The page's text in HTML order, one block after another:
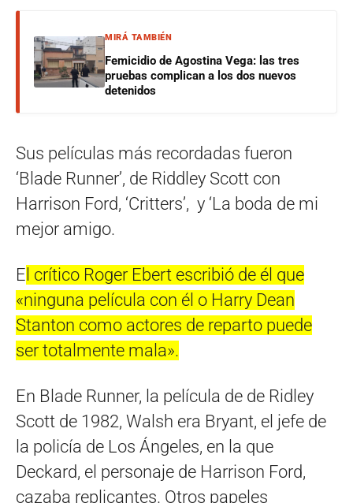
MIRÁ TAMBIÉN
Femicidio de Agostina Vega: las tres
pruebas complican a los dos nuevos
detenidos
Sus películas más recordadas fueron
‘Blade Runner’, de Riddley Scott con
Harrison Ford, ‘Critters’, y ‘La boda de mi
mejor amigo.
E l crítico Roger Ebert escribió de él que
«ninguna película con él o Harry Dean
Stanton como actores de reparto puede
ser totalmente mala».
En Blade Runner, la película de de Ridley
Scott de 1982, Walsh era Bryant, el jefe de
la policía de Los Ángeles, en la que
Deckard, el personaje de Harrison Ford,
cazaba replicantes. Otros papeles